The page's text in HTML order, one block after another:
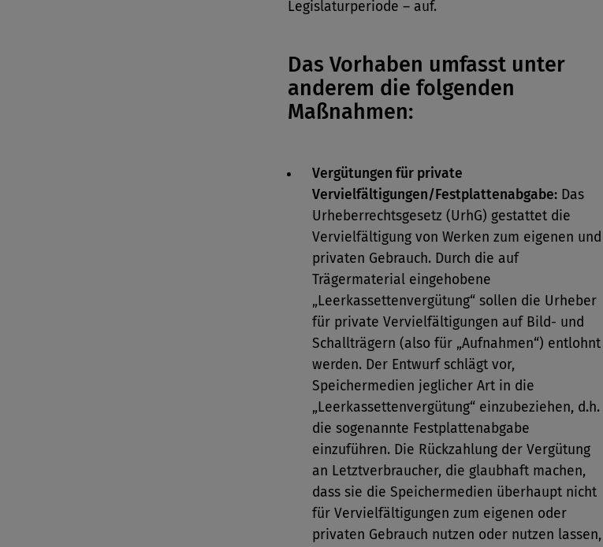
Legislaturperiode – auf.
Das Vorhaben umfasst unter
anderem die folgenden
Maßnahmen:
Vergütungen für private
Vervielfältigungen/Festplattenabgabe: Das
Urheberrechtsgesetz (UrhG) gestattet die
Vervielfältigung von Werken zum eigenen und
privaten Gebrauch. Durch die auf
Trägermaterial eingehobene
„Leerkassettenvergütung“ sollen die Urheber
für private Vervielfältigungen auf Bild- und
Schallträgern (also für „Aufnahmen“) entlohnt
werden. Der Entwurf schlägt vor,
Speichermedien jeglicher Art in die
„Leerkassettenvergütung“ einzubeziehen, d.h.
die sogenannte Festplattenabgabe
einzuführen. Die Rückzahlung der Vergütung
an Letztverbraucher, die glaubhaft machen,
dass sie die Speichermedien überhaupt nicht
für Vervielfältigungen zum eigenen oder
privaten Gebrauch nutzen oder nutzen lassen,